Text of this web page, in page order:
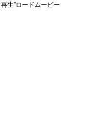
再生”ロードムービー